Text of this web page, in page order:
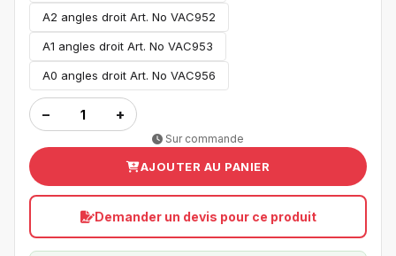
A2 angles droit Art. No VAC952
A1 angles droit Art. No VAC953
A0 angles droit Art. No VAC956
− +
Sur commande
AJOUTER AU PANIER
Demander un devis pour ce produit